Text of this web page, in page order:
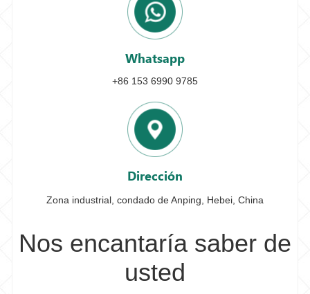
Whatsapp
+86 153 6990 9785
Dirección
Zona industrial, condado de Anping, Hebei, China
Nos encantaría saber de
usted